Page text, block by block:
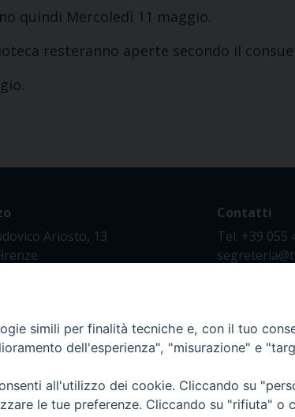
quindi Mercoledì 11 maggio.
resteranno aperte secondo il
Ariosto, 13
Contatti
Tel. +39 055
simili per finalità tecniche e, con il tuo
dell'esperienza", "misurazione" e
all'utilizzo dei cookie. Cliccando su
le tue preferenze. Cliccando su "rifiuta" o